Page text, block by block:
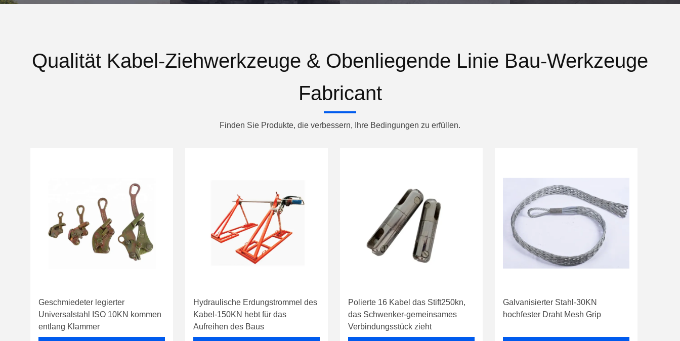
Qualität Kabel-Ziehwerkzeuge & Obenliegende Linie Bau-Werkzeuge
Fabricant
Finden Sie Produkte, die verbessern, Ihre Bedingungen zu erfüllen.
Geschmiedeter legierter
Universalstahl ISO 10KN kommen
entlang Klammer
Hydraulische Erdungstrommel des
Kabel-150KN hebt für das
Aufreihen des Baus
Polierte 16 Kabel das Stift250kn,
das Schwenker-gemeinsames
Verbindungsstück zieht
Galvanisierter Stahl-30KN
hochfester Draht Mesh Grip